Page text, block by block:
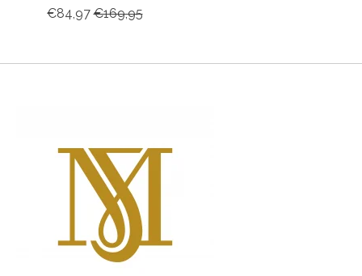
€84,97 €169,95